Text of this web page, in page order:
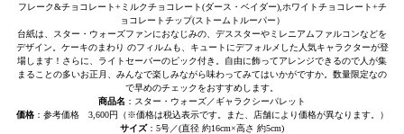
フレーク&チョコレート+ミルクチョコレート(ダース・ベイダー),ホワイトチョコレート+チ
ョコレートチップ(ストームトルーパー）
台紙は、スター・ウォーズファンにおなじみの、デススターやミレニアムファルコンなどを
デザイン。ケーキのまわり のフィルムも、キュートにデフォルメした人気キャラクターが登
場します！さらに、ライトセーバーのピック付き。自由に飾ってアレンジできるので人が集
まることの多いお正月、みんなで楽しみながら味わってみてはいかがですか。数量限定なの
で早めのチェックをおすすめします。
商品名 ：スター・ウォーズ／ギャラクシーパレット
価格：参考価格 3,600円（※価格は税込表示です。また、店舗により価格が異なります。）
サイズ：5号／(直径 約16cm×高さ 約5cm)